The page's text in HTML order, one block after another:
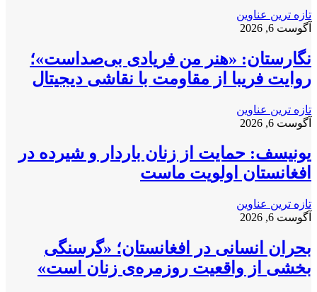
تازه ترین عناوین
آگوست 6, 2026
نگارستان: «هنر من فریادی بی‌صداست»؛
روایت فریبا از مقاومت با نقاشی دیجیتال
تازه ترین عناوین
آگوست 6, 2026
یونیسف: حمایت از زنان باردار و شیرده در
افغانستان اولویت ماست
تازه ترین عناوین
آگوست 6, 2026
بحران انسانی در افغانستان؛ «گرسنگی
بخشی از واقعیت روزمره‌ی زنان است»